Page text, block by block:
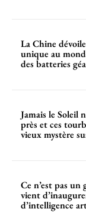
La Chine
unique au
des batteries
Jamais le Soleil
près et ces
vieux mystère
Ce n’est pas
vient
d’intelligence